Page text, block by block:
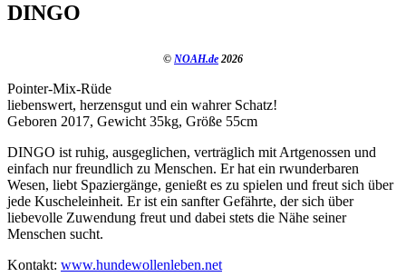
DINGO
© NOAH.de 2026
Pointer-Mix-Rüde
liebenswert, herzensgut und ein wahrer Schatz!
Geboren 2017, Gewicht 35kg, Größe 55cm
DINGO ist ruhig, ausgeglichen, verträglich mit Artgenossen und
einfach nur freundlich zu Menschen. Er hat ein rwunderbaren
Wesen, liebt Spaziergänge, genießt es zu spielen und freut sich über
jede Kuscheleinheit. Er ist ein sanfter Gefährte, der sich über
liebevolle Zuwendung freut und dabei stets die Nähe seiner
Menschen sucht.
Kontakt: www.hundewollenleben.net